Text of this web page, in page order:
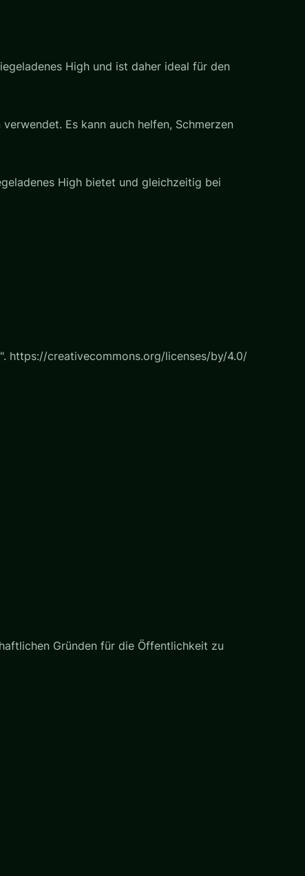
High und ist daher ideal für den
Es kann auch helfen, Schmerzen
High bietet und gleichzeitig bei
https://creativecommons.org/licenses/by/4.0/
Gründen für die Öffentlichkeit zu